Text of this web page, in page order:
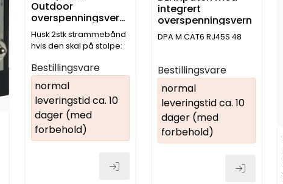
Outdoor
overspenningsvern
for Ethernet
Husk 2stk strammebånd
hvis den skal på stolpe:
Bestillingsvare
normal
leveringstid ca. 10
dager (med
forbehold)
integrert
overspenningsvern
DPA M CAT6 RJ45S 48
Bestillingsvare
normal
leveringstid ca. 10
dager (med
forbehold)